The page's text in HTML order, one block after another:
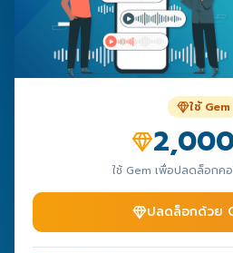
ใช้ Gem
ใช้ Gem เพื่อปลดล็อกค
ปลดล็อกด้วย